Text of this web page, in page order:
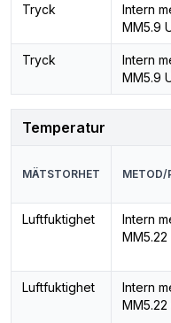
Tryck
Intern
MM5.9
Tryck
Intern
MM5.9
Temperatur
MÄTSTORHET METOD/
Luftfuktighet
Intern
Luftfuktighet
Intern